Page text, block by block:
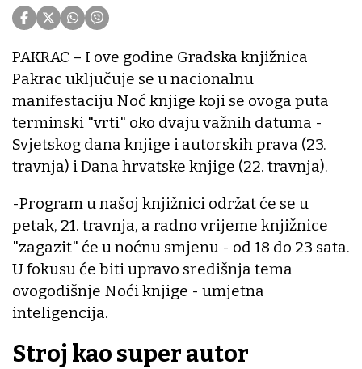
PAKRAC – I ove godine Gradska knjižnica
Pakrac uključuje se u nacionalnu
manifestaciju Noć knjige koji se ovoga puta
terminski "vrti" oko dvaju važnih datuma -
Svjetskog dana knjige i autorskih prava (23.
travnja) i Dana hrvatske knjige (22. travnja).
-Program u našoj knjižnici održat će se u
petak, 21. travnja, a radno vrijeme knjižnice
"zagazit" će u noćnu smjenu - od 18 do 23 sata.
U fokusu će biti upravo središnja tema
ovogodišnje Noći knjige - umjetna
inteligencija.
Stroj kao super autor